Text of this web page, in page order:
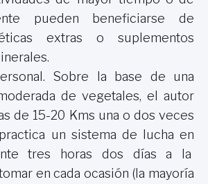
pueden beneficiarse de
extras o suplementos
Sobre la base de una
de vegetales, el autor
de 15-20 Kms una o dos veces
un sistema de lucha en
tres horas dos días a la
en cada ocasión (la mayoría